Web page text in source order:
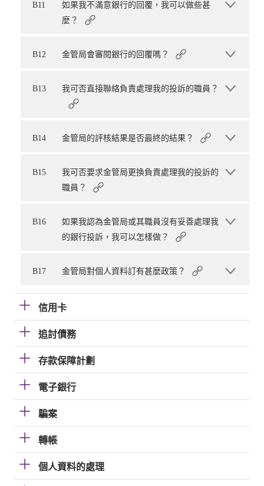
B11
如果我不滿意銀行的回覆，我可以做些甚
麼？
B12 金管局會審閱銀行的回覆嗎？
B13 我可否直接聯絡負責處理我的投訴的職員？
B14 金管局的評核結果是否最終的結果？
B15
我可否要求金管局更換負責處理我的投訴的
職員？
B16
如果我認為金管局或其職員沒有妥善處理我
的銀行投訴，我可以怎樣做？
B17 金管局對個人資料訂有甚麼政策？
信用卡
追討債務
存款保障計劃
電子銀行
騙案
轉帳
個人資料的處理